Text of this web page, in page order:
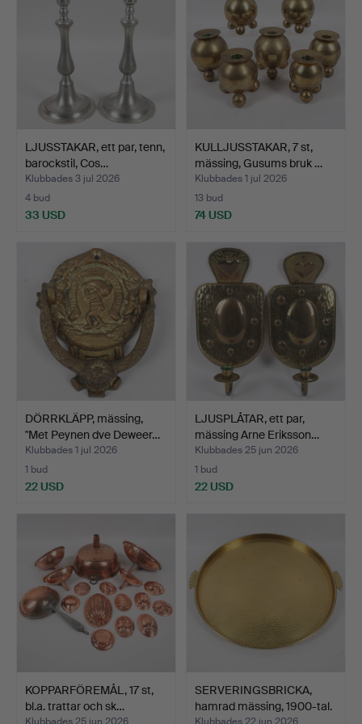
LJUSSTAKAR, ett par, tenn,
barockstil, Cos…
Klubbades 3 jul 2026
4 bud
33 USD
KULLJUSSTAKAR, 7 st,
mässing, Gusums bruk …
Klubbades 1 jul 2026
13 bud
74 USD
DÖRRKLÄPP, mässing,
"Met Peynen dve Deweer…
Klubbades 1 jul 2026
1 bud
22 USD
LJUSPLÅTAR, ett par,
mässing Arne Eriksson…
Klubbades 25 jun 2026
1 bud
22 USD
KOPPARFÖREMÅL, 17 st,
bl.a. trattar och sk…
SERVERINGSBRICKA,
hamrad mässing, 1900-tal.